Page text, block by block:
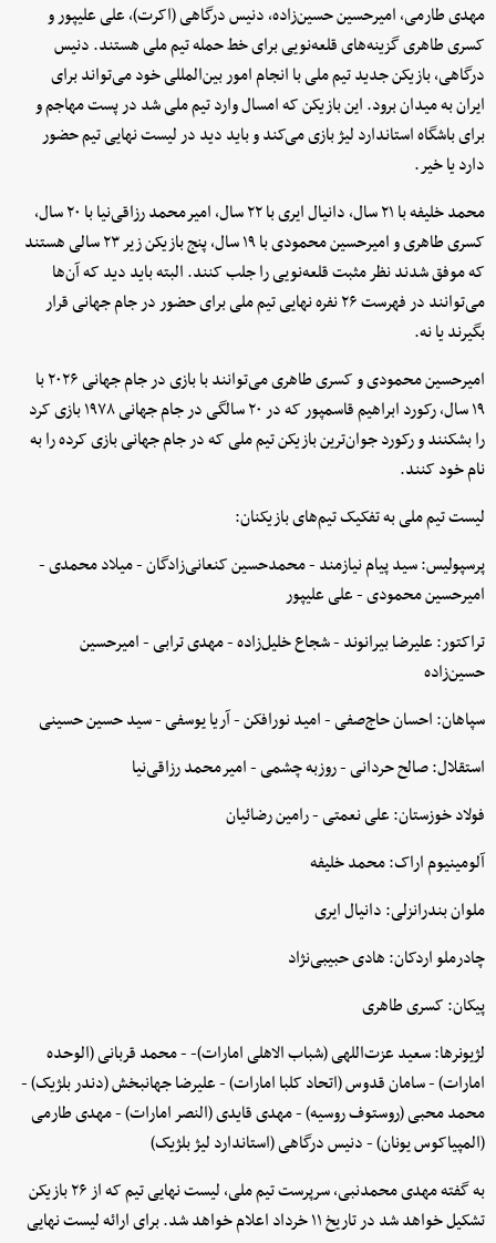
مهدی طارمی، امیرحسین حسین‌زاده، دنیس درگاهی (اکرت)، علی علیپور و
کسری طاهری گزینه‌های قلعه‌نویی برای خط حمله تیم ملی هستند. دنیس
درگاهی، بازیکن جدید تیم ملی با انجام امور بین‌المللی خود می‌تواند برای
ایران به میدان برود. این بازیکن که امسال وارد تیم ملی شد در پست مهاجم و
برای باشگاه استاندارد لیژ بازی می‌کند و باید دید در لیست نهایی تیم حضور
دارد یا خیر.
محمد خلیفه با ۲۱ سال، دانیال ایری با ۲۲ سال، امیرمحمد رزاقی‌نیا با ۲۰ سال،
کسری طاهری و امیرحسین محمودی با ۱۹ سال، پنج بازیکن زیر ۲۳ سالی هستند
که موفق شدند نظر مثبت قلعه‌نویی را جلب کنند. البته باید دید که آن‌ها
می‌توانند در فهرست ۲۶ نفره نهایی تیم ملی برای حضور در جام جهانی قرار
بگیرند یا نه.
امیرحسین محمودی و کسری طاهری می‌توانند با بازی در جام جهانی ۲۰۲۶ با
۱۹ سال، رکورد ابراهیم قاسمپور که در ۲۰ سالگی در جام جهانی ۱۹۷۸ بازی کرد
را بشکنند و رکورد جوان‌ترین بازیکن تیم ملی که در جام جهانی بازی کرده را به
نام خود کنند.
لیست تیم ملی به تفکیک تیم‌های بازیکنان:
پرسپولیس: سید پیام نیازمند - محمدحسین کنعانی‌زادگان - میلاد محمدی -
امیرحسین محمودی - علی علیپور
تراکتور: علیرضا بیرانوند - شجاع خلیل‌زاده - مهدی ترابی - امیرحسین
حسین‌زاده
سپاهان: احسان حاج‌صفی - امید نورافکن - آریا یوسفی - سید حسین حسینی
استقلال: صالح حردانی - روزبه چشمی - امیرمحمد رزاقی‌نیا
فولاد خوزستان: علی نعمتی - رامین رضائیان
آلومینیوم اراک: محمد خلیفه
ملوان بندرانزلی: دانیال ایری
چادرملو اردکان: هادی حبیبی‌نژاد
پیکان: کسری طاهری
لژیونرها: سعید عزت‌اللهی (شباب الاهلی امارات)- - محمد قربانی (الوحده
امارات) - سامان قدوس (اتحاد کلبا امارات) - علیرضا جهانبخش (دندر بلژیک) -
محمد محبی (روستوف روسیه) - مهدی قایدی (النصر امارات) - مهدی طارمی
(المپیاکوس یونان) - دنیس درگاهی (استاندارد لیژ بلژیک)
به گفته مهدی محمدنبی، سرپرست تیم ملی، لیست نهایی تیم که از ۲۶ بازیکن
تشکیل خواهد شد در تاریخ ۱۱ خرداد اعلام خواهد شد. برای ارائه لیست نهایی